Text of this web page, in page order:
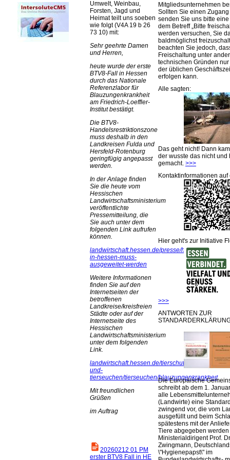
Umwelt, Weinbau,
Forsten, Jagd und
Heimat teilt uns soeben
wie folgt (V4A 19 b 26
73 10) mit:
Sehr geehrte Damen
und Herren,
heute wurde der erste
BTV8-Fall in Hessen
durch das Nationale
Referenzlabor für
Blauzungenkrankheit
am Friedrich-Loeffler-
Institut bestätigt.
Die BTV8-
Handelsrestriktionszone
muss deshalb in den
Landkreisen Fulda und
Hersfeld-Rotenburg
geringfügig angepasst
werden.
In der Anlage finden
Sie die heute vom
Hessischen
Landwirtschaftsministerium
veröffentlichte
Pressemitteilung, die
Sie auch unter dem
folgenden Link aufrufen
können.
landwirtschaft.hessen.de/presse/
in-hessen-muss-
ausgeweitet-werden
Weitere Informationen
finden Sie auf den
Internetseiten der
betroffenen
Landkreise/kreisfreien
Städte oder auf der
Internetseite des
Hessischen
Landwirtschaftsministerium
unter dem folgenden
Link.
landwirtschaft.hessen.de/tierschutz-
und-
tierseuchen/tierseuchen/blauzungenkrankheit
Mit freundlichen
Grüßen
im Auftrag
20260212 01 PM
erster BTV8 Fall in HE
Mitgliedsunternehmen
Sollten Sie einen
senden Sie uns bitte
dem Betreff „Bitte
werden versuchen, Sie
baldmöglichst
beachten Sie jedoch,
Freischaltung unter
technischen Gründen
der üblichen
erfolgen kann.
Alle sagten:
Das geht nicht! Dann
der wusste das nicht und
gemacht. >>>
Kontaktinformationen
Hier geht's zur Initiative
>>>
ANTWORTEN ZUR
Die Europäische
schreibt ab dem 1.
alle
(Landwirte) eine
zwingend vor, die vom
ausgefüllt und beim
spätestens mit der
Tiere abgegeben werden
Ministerialdirigent Prof.
Zwingmann,
\"Hygienepapst\" im